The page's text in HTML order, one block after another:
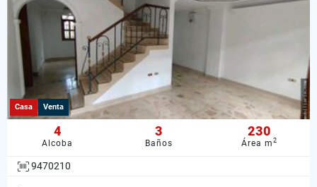
Casa Venta
4
Alcoba
3
Baños
230
Área m2
9470210